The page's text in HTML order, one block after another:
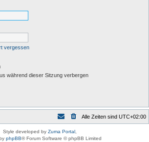
vergessen
während dieser Sitzung verbergen
Alle Zeiten sind UTC+02:00
Style developed by Zuma Portal,
phpBB® Forum Software © phpBB Limited